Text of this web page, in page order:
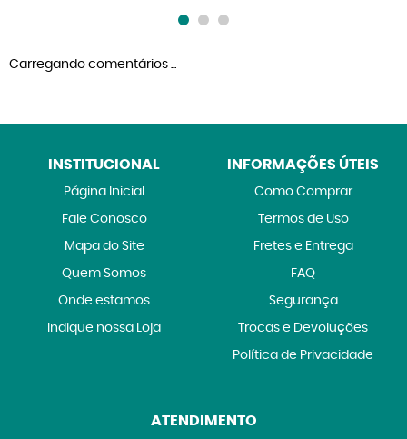
Carregando comentários ...
INSTITUCIONAL
Página Inicial
Fale Conosco
Mapa do Site
Quem Somos
Onde estamos
Indique nossa Loja
INFORMAÇÕES ÚTEIS
Como Comprar
Termos de Uso
Fretes e Entrega
FAQ
Segurança
Trocas e Devoluções
Política de Privacidade
ATENDIMENTO